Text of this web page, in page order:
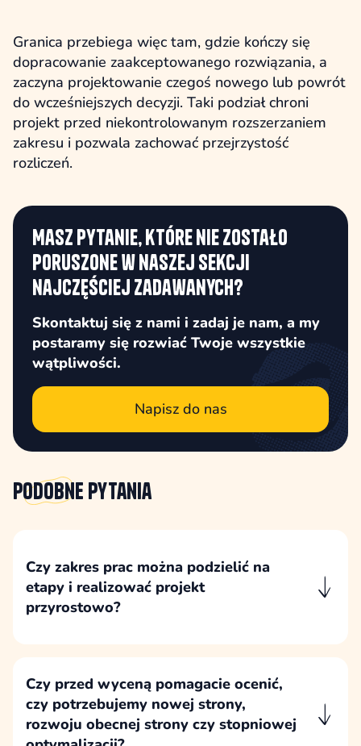
Granica przebiega więc tam, gdzie kończy się
dopracowanie zaakceptowanego rozwiązania, a
zaczyna projektowanie czegoś nowego lub powrót
do wcześniejszych decyzji. Taki podział chroni
projekt przed niekontrolowanym rozszerzaniem
zakresu i pozwala zachować przejrzystość
rozliczeń.
Masz pytanie, które nie zostało
poruszone w naszej sekcji
najczęściej zadawanych?
Skontaktuj się z nami i zadaj je nam, a my
postaramy się rozwiać Twoje wszystkie
wątpliwości.
Napisz do nas
Podobne pytania
Czy zakres prac można podzielić na
etapy i realizować projekt
przyrostowo?
budżet i odpowiedzialności po obu stronach.
Czy przed wyceną pomagacie ocenić,
czy potrzebujemy nowej strony,
rozwoju obecnej strony czy stopniowej